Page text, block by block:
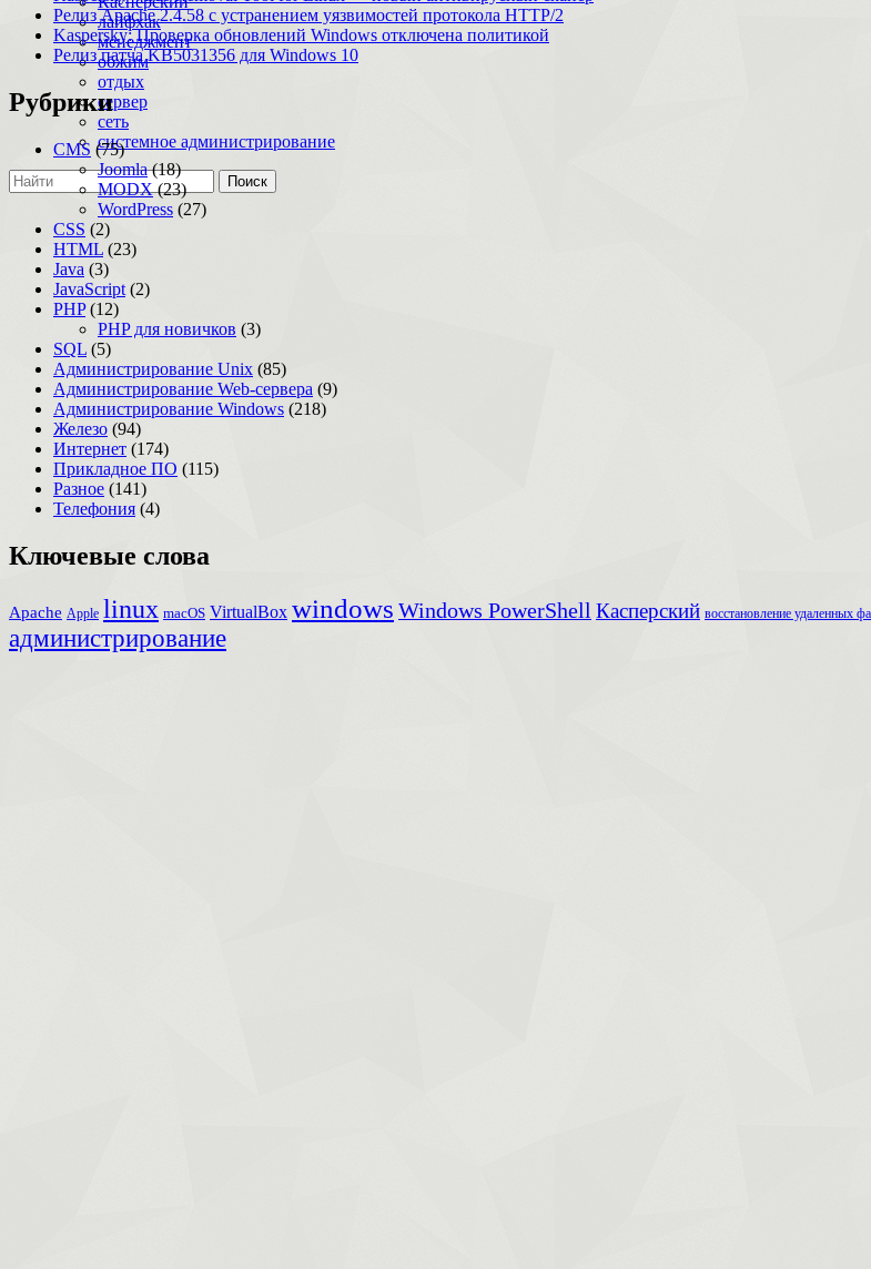
лайфхак
менеджмент
обжим
отдых
сервер
сеть
системное администрирование
Поиск
Релиз Apache 2.4.58 с устранением уязвимостей протокола HTTP/2
Kaspersky: Проверка обновлений Windows отключена политикой
Релиз патча KB5031356 для Windows 10
Рубрики
CMS (75)
Joomla(18)
MODX(23)
WordPress (27)
CSS (2)
HTML (23)
Java (3)
JavaScript (2)
PHP(12)
PHP для новичков (3)
SQL (5)
Администрирование Unix (85)
Администрирование Web-сервера (9)
Администрирование Windows (218)
Железо (94)
Интернет (174)
Прикладное ПО (115)
Разное (141)
Телефония (4)
Ключевые слова
Apache Apple linux macOS VirtualBox windows Windows PowerShell Касперский восстановление удаленных
администрирование